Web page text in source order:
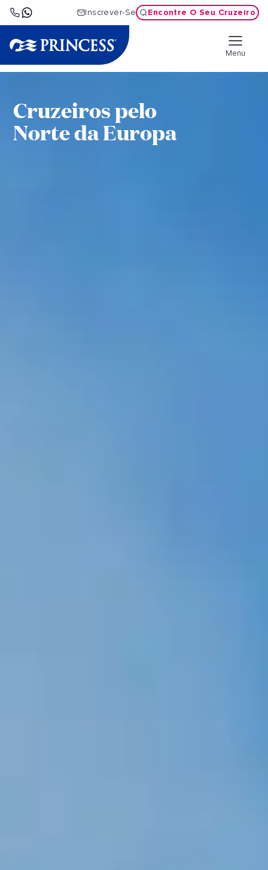
Inscrever-Se Encontre O Seu Cruzeiro
Menu
Cruzeiros pelo
Norte da Europa